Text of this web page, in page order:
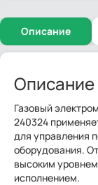
Описание
Описание
Газовый
240324
для управления
оборудования.
высоким
исполнением.